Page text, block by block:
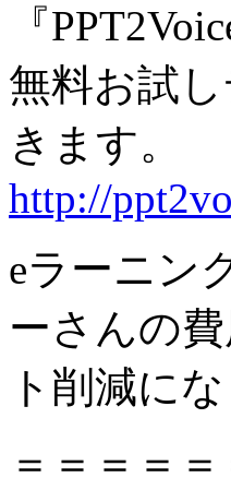
『
無料お試
きます。
http://
eラーニン
ーさんの
ト削減にな
＝＝＝＝